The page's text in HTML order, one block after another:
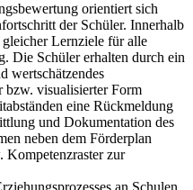
orientiert sich
der Schüler. Innerhalb
Lernziele für alle
Die Schüler erhalten durch ein
wertschätzendes
bzw. visualisierter Form
eine Rückmeldung
und Dokumentation des
neben dem Förderplan
Kompetenzraster zur